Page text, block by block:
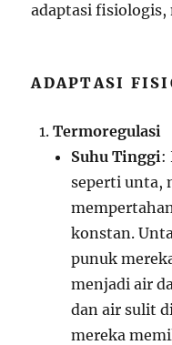
adaptasi
ADAPTASI
Termoregulasi
Suhu Tinggi:
seperti unta,
konstan.
punuk
menjadi air
dan air sulit
mereka